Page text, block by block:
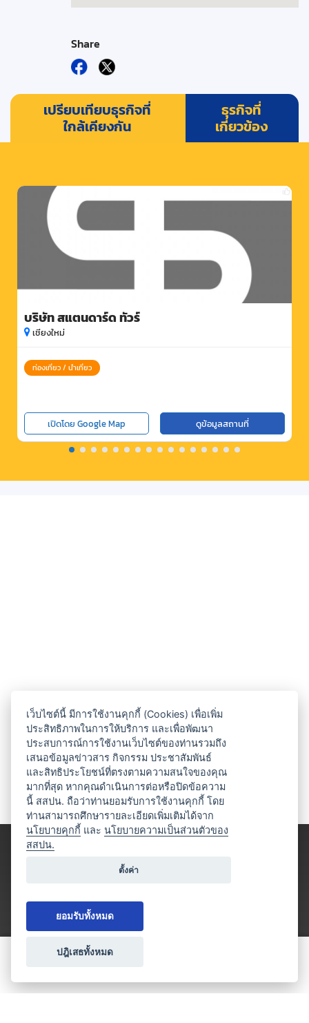
Share
เปรียบเทียบธุรกิจที่
ใกล้เคียงกัน
ธุรกิจที่
เกี่ยวข้อง
บริษัท สแตนดาร์ด ทัวร์
เชียงใหม่
ท่องเที่ยว / นำเที่ยว
เปิดโดย Google Map ดูข้อมูลสถานที่
ประเภทธุรกิจไมซ์
เว็บไซต์นี้ มีการใช้งานคุกกี้ (Cookies) เพื่อเพิ่ม
ประสิทธิภาพในการให้บริการ และเพื่อพัฒนา
ประสบการณ์การใช้งานเว็บไซต์ของท่านรวมถึง
เสนอข้อมูลข่าวสาร กิจกรรม ประชาสัมพันธ์
และสิทธิประโยชน์ที่ตรงตามความสนใจของคุณ
มากที่สุด หากคุณดำเนินการต่อหรือปิดข้อความ
นี้ สสปน. ถือว่าท่านยอมรับการใช้งานคุกกี้ โดย
ท่านสามารถศึกษารายละเอียดเพิ่มเติมได้จาก
นโยบายคุกกี้ และนโยบายความเป็นส่วนตัวของ
สสปน.
ตั้งค่า
ยอมรับทั้งหมด
ปฎิเสธทั้งหมด